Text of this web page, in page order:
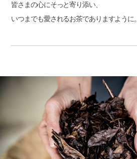
皆さまの心にそっと寄り添い、
いつまでも愛されるお茶でありますように。